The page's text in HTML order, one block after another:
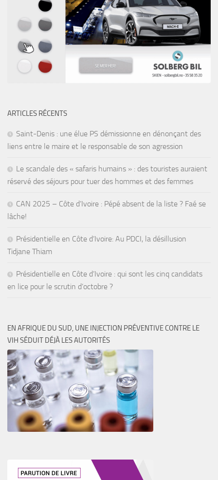
ARTICLES RÉCENTS
Saint-Denis : une élue PS démissionne en dénonçant des
liens entre le maire et le responsable de son agression
Le scandale des « safaris humains » : des touristes auraient
réservé des séjours pour tuer des hommes et des femmes
CAN 2025 – Côte d’Ivoire : Pépé absent de la liste ? Faé se
lâche!
Présidentielle en Côte d’Ivoire: Au PDCI, la désillusion
Tidjane Thiam
Présidentielle en Côte d’Ivoire : qui sont les cinq candidats
en lice pour le scrutin d’octobre ?
EN AFRIQUE DU SUD, UNE INJECTION PRÉVENTIVE CONTRE LE
VIH SÉDUIT DÉJÀ LES AUTORITÉS